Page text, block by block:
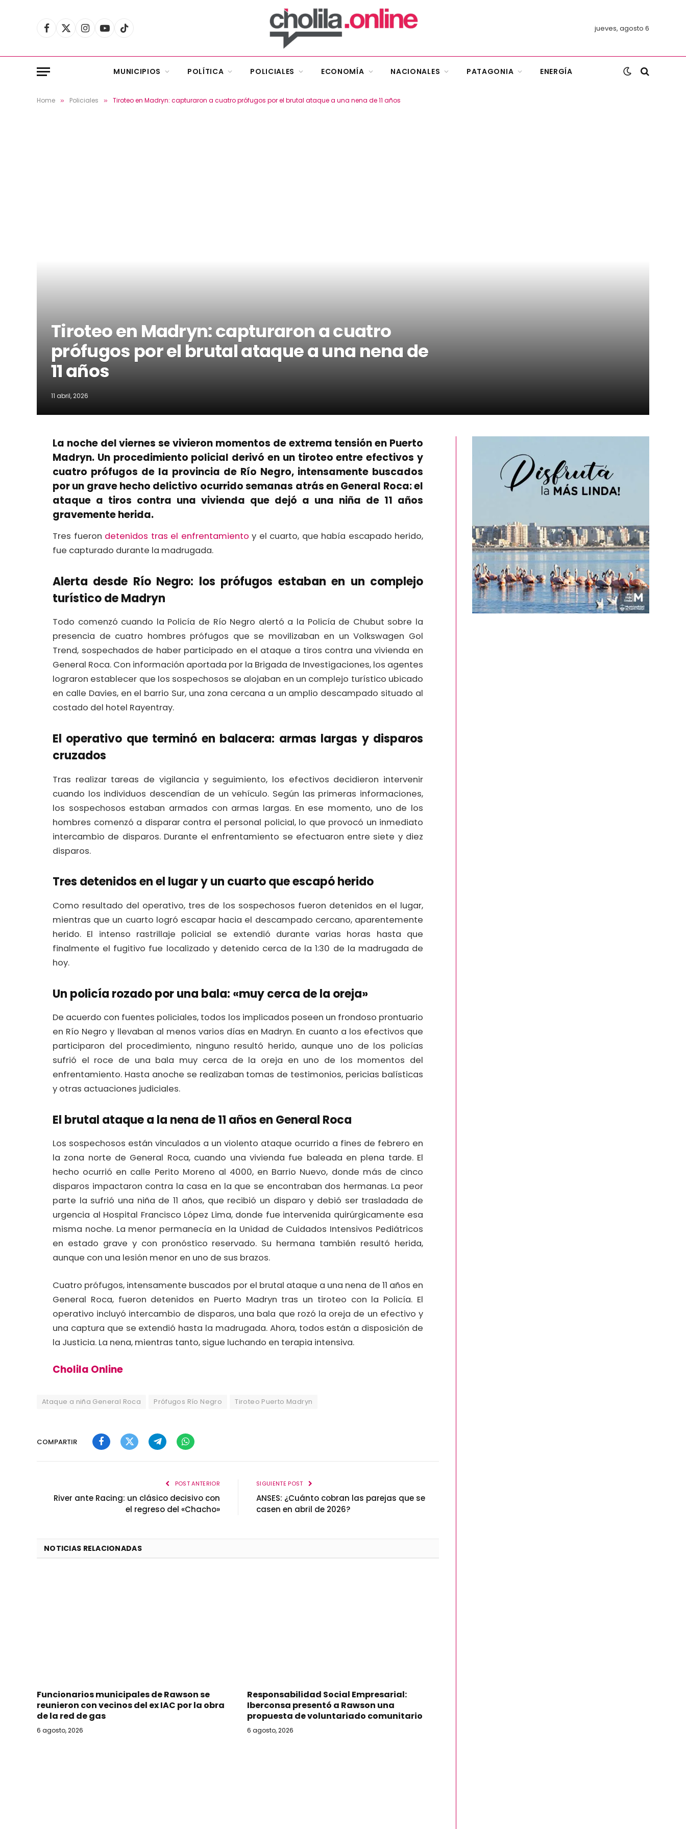
Facebook
X
Instagram
YouTubeTikTok jueves, agosto 6
MUNICIPIOS POLÍTICA POLICIALES ECONOMÍA NACIONALES PATAGONIA ENERGÍA
Home » Policiales » Tiroteo en Madryn: capturaron a cuatro prófugos por el brutal ataque a una nena de 11 años
Tiroteo en Madryn: capturaron a cuatro
prófugos por el brutal ataque a una nena de
11 años
11 abril, 2026
La noche del viernes se vivieron momentos de extrema tensión en Puerto
Madryn. Un procedimiento policial derivó en un tiroteo entre efectivos y
cuatro prófugos de la provincia de Río Negro, intensamente buscados
por un grave hecho delictivo ocurrido semanas atrás en General Roca: el
ataque a tiros contra una vivienda que dejó a una niña de 11 años
gravemente herida.
Tres fueron detenidos tras el enfrentamiento y el cuarto, que había escapado herido,
fue capturado durante la madrugada.
Alerta desde Río Negro: los prófugos estaban en un complejo
turístico de Madryn
Todo comenzó cuando la Policía de Río Negro alertó a la Policía de Chubut sobre la
presencia de cuatro hombres prófugos que se movilizaban en un Volkswagen Gol
Trend, sospechados de haber participado en el ataque a tiros contra una vivienda en
General Roca. Con información aportada por la Brigada de Investigaciones, los agentes
lograron establecer que los sospechosos se alojaban en un complejo turístico ubicado
en calle Davies, en el barrio Sur, una zona cercana a un amplio descampado situado al
costado del hotel Rayentray.
El operativo que terminó en balacera: armas largas y disparos
cruzados
Tras realizar tareas de vigilancia y seguimiento, los efectivos decidieron intervenir
cuando los individuos descendían de un vehículo. Según las primeras informaciones,
los sospechosos estaban armados con armas largas. En ese momento, uno de los
hombres comenzó a disparar contra el personal policial, lo que provocó un inmediato
intercambio de disparos. Durante el enfrentamiento se efectuaron entre siete y diez
disparos.
Tres detenidos en el lugar y un cuarto que escapó herido
Como resultado del operativo, tres de los sospechosos fueron detenidos en el lugar,
mientras que un cuarto logró escapar hacia el descampado cercano, aparentemente
herido. El intenso rastrillaje policial se extendió durante varias horas hasta que
finalmente el fugitivo fue localizado y detenido cerca de la 1:30 de la madrugada de
hoy.
Un policía rozado por una bala: «muy cerca de la oreja»
De acuerdo con fuentes policiales, todos los implicados poseen un frondoso prontuario
en Río Negro y llevaban al menos varios días en Madryn. En cuanto a los efectivos que
participaron del procedimiento, ninguno resultó herido, aunque uno de los policías
sufrió el roce de una bala muy cerca de la oreja en uno de los momentos del
enfrentamiento. Hasta anoche se realizaban tomas de testimonios, pericias balísticas
y otras actuaciones judiciales.
El brutal ataque a la nena de 11 años en General Roca
Los sospechosos están vinculados a un violento ataque ocurrido a fines de febrero en
la zona norte de General Roca, cuando una vivienda fue baleada en plena tarde. El
hecho ocurrió en calle Perito Moreno al 4000, en Barrio Nuevo, donde más de cinco
disparos impactaron contra la casa en la que se encontraban dos hermanas. La peor
parte la sufrió una niña de 11 años, que recibió un disparo y debió ser trasladada de
urgencia al Hospital Francisco López Lima, donde fue intervenida quirúrgicamente esa
misma noche. La menor permanecía en la Unidad de Cuidados Intensivos Pediátricos
en estado grave y con pronóstico reservado. Su hermana también resultó herida,
aunque con una lesión menor en uno de sus brazos.
Cuatro prófugos, intensamente buscados por el brutal ataque a una nena de 11 años en
General Roca, fueron detenidos en Puerto Madryn tras un tiroteo con la Policía. El
operativo incluyó intercambio de disparos, una bala que rozó la oreja de un efectivo y
una captura que se extendió hasta la madrugada. Ahora, todos están a disposición de
la Justicia. La nena, mientras tanto, sigue luchando en terapia intensiva.
Cholila Online
Ataque a niña General Roca Prófugos Río Negro Tiroteo Puerto Madryn
COMPARTIR
FacebookTwitterTelegramWhatsApp
POST ANTERIOR
River ante Racing: un clásico decisivo con
el regreso del «Chacho»
SIGUIENTE POST
ANSES: ¿Cuánto cobran las parejas que se
casen en abril de 2026?
NOTICIAS RELACIONADAS
Funcionarios municipales de Rawson se
reunieron con vecinos del ex IAC por la obra
de la red de gas
6 agosto, 2026
Responsabilidad Social Empresarial:
Iberconsa presentó a Rawson una
propuesta de voluntariado comunitario
6 agosto, 2026